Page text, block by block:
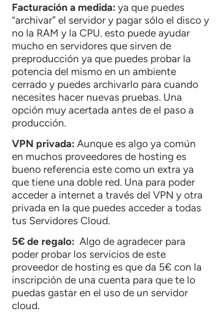
Facturación a medida: ya que puedes
“archivar” el servidor y pagar sólo el disco y
no la RAM y la CPU. esto puede ayudar
mucho en servidores que sirven de
preproducción ya que puedes probar la
potencia del mismo en un ambiente
cerrado y puedes archivarlo para cuando
necesites hacer nuevas pruebas. Una
opción muy acertada antes de el paso a
producción.
VPN privada: Aunque es algo ya común
en muchos proveedores de hosting es
bueno referencia este como un extra ya
que tiene una doble red. Una para poder
acceder a internet a través del VPN y otra
privada en la que puedes acceder a todas
tus Servidores Cloud.
5€ de regalo: Algo de agradecer para
poder probar los servicios de este
proveedor de hosting es que da 5€ con la
inscripción de una cuenta para que te lo
puedas gastar en el uso de un servidor
cloud.